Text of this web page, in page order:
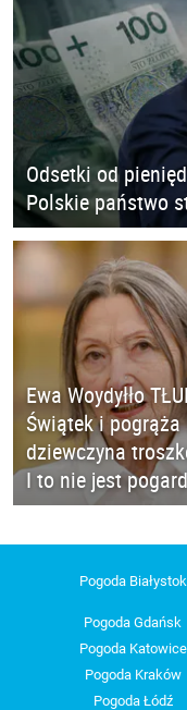
Odsetki od
Polskie państwo
Ewa Woydyłło
Świątek i pogrąża
dziewczyna
I to nie jest
Pogoda Białystok
Pogoda Gdańsk
Pogoda Katowice
Pogoda Kraków
Pogoda Łódź